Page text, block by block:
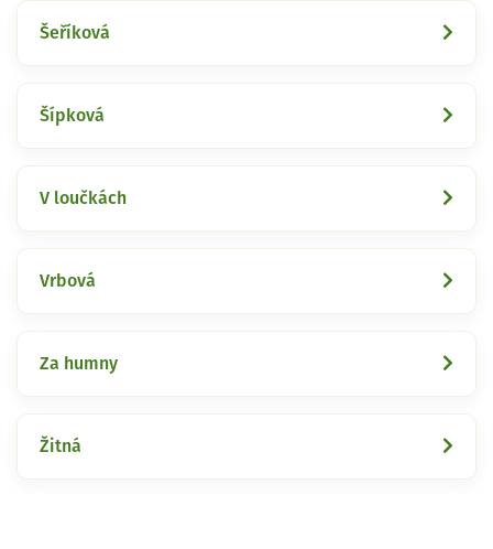
Šeříková
Šípková
V loučkách
Vrbová
Za humny
Žitná